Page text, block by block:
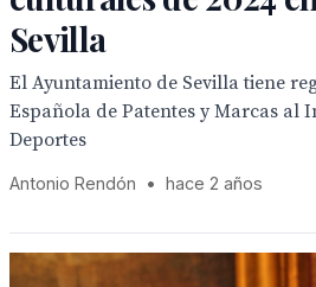
Sevilla
El Ayuntamiento de Sevilla tiene
Española de Patentes y Marcas al
Deportes
Antonio Rendón • hace 2 años